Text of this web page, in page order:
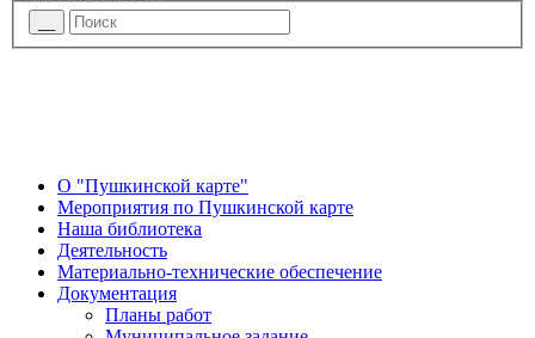
О "Пушкинской карте"
Мероприятия по Пушкинской карте
Наша библиотека
Деятельность
Материально-технические обеспечение
Документация
Планы работ